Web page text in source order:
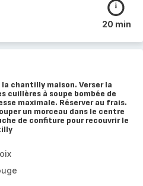
20 min
chantilly maison. Verser la
cuillères à soupe bombée de
maximale. Réserver au frais.
un morceau dans le centre
de confiture pour recouvrir le